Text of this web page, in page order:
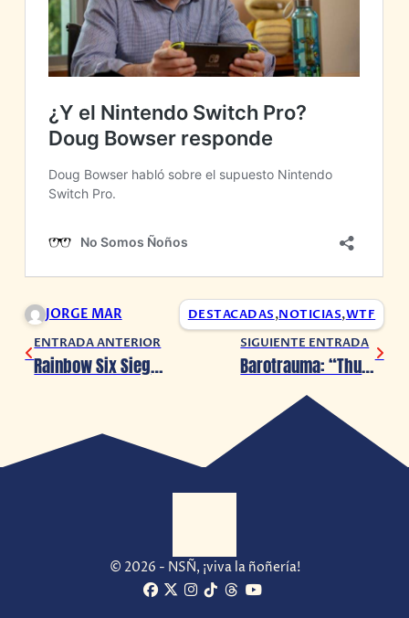
JORGE MAR DESTACADAS,NOTICIAS,WTF
ENTRADA ANTERIOR
Rainbow Six Siege: Continúa el Campeonato Sudamericano en 2021
SIGUIENTE ENTRADA
Barotrauma: “Thunder Under the Ice” llega con nuevas misiones eventos y armas este 2021
© 2026 - NSÑ, ¡viva la ñoñería!